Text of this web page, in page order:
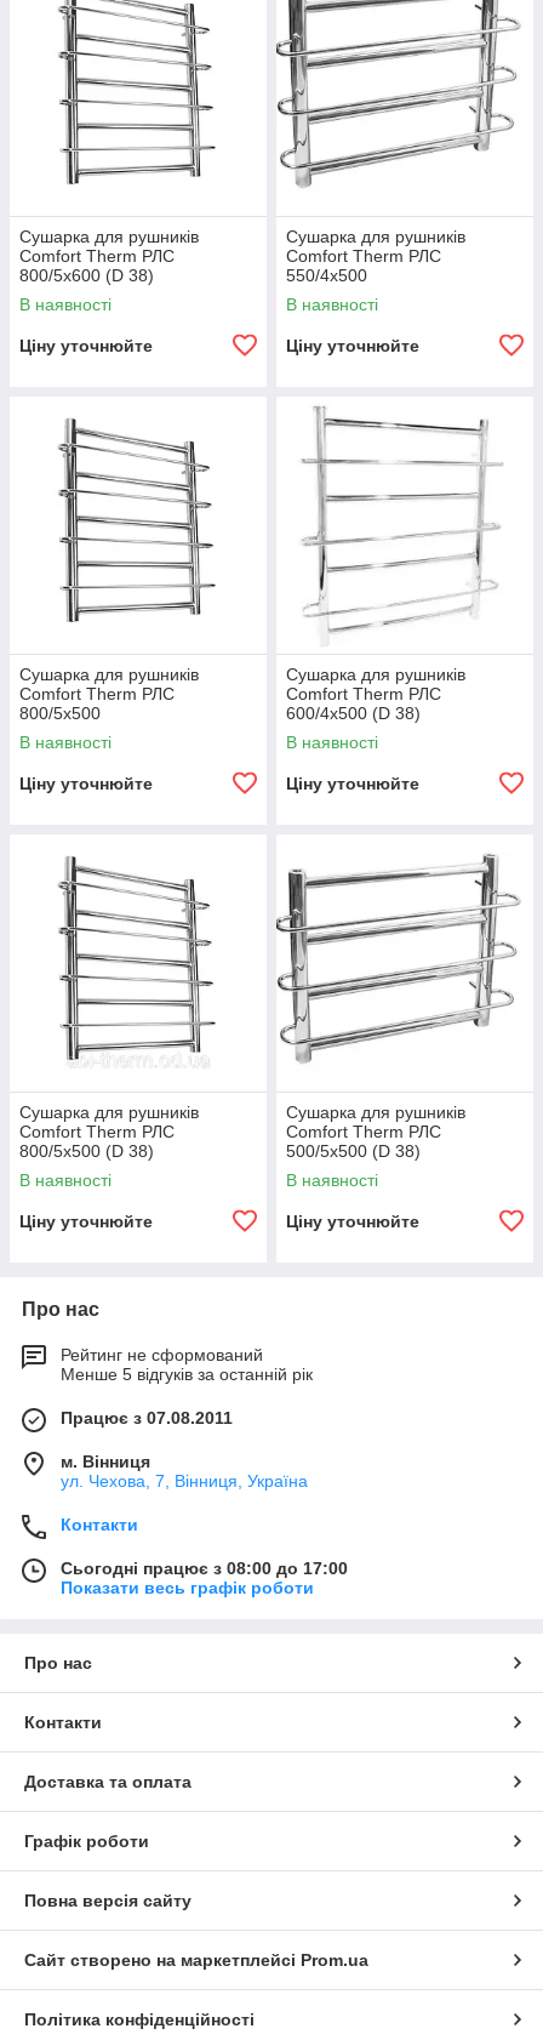
Сушарка для рушників
Comfort Therm РЛС
800/5х600 (D 38)
В наявності
Ціну уточнюйте
Сушарка для рушників
Comfort Therm РЛС
550/4х500
В наявності
Ціну уточнюйте
Сушарка для рушників
Comfort Therm РЛС
800/5х500
В наявності
Ціну уточнюйте
Сушарка для рушників
Comfort Therm РЛС
600/4х500 (D 38)
В наявності
Ціну уточнюйте
Сушарка для рушників
Comfort Therm РЛС
800/5х500 (D 38)
В наявності
Ціну уточнюйте
Сушарка для рушників
Comfort Therm РЛС
500/5х500 (D 38)
В наявності
Ціну уточнюйте
Про нас
Рейтинг не сформований
Менше 5 відгуків за останній рік
Працює з 07.08.2011
м. Вінниця
ул. Чехова, 7, Вінниця, Україна
Контакти
Сьогодні працює з 08:00 до 17:00
Показати весь графік роботи
Про нас
Контакти
Доставка та оплата
Графік роботи
Повна версія сайту
Сайт створено на маркетплейсі Prom.ua
Політика конфіденційності